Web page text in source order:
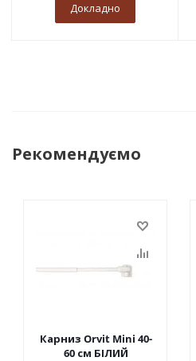
Докладно
Рекомендуємо
Карниз Orvit Mini 40-
60 см БІЛИЙ